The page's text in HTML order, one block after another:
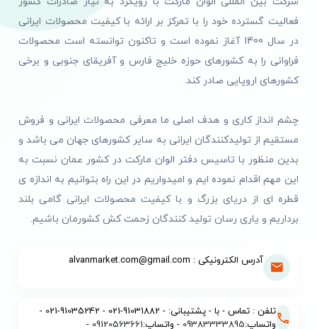
فعالیت گسترده خود را با تمرکز بر ارائه با کیفیت محصولات ایرانی
در سال 1400 آغاز نموده است و تاکنون توانسته است محصولات
فراوانی را به کشورهای حوزه خلیج فارس و آفریقای جنوبی و برخی
کشورهای اروپایی صادر کند.
چشم انداز کاری و هدف اصلی ما معرفی محصولات ایرانی و فروش
مستقیم از تولیدکنندگان ایرانی به سایر کشورهای جهان می باشد و
بدین منظور با تاسیس دفتر الوان مارکت در کشور عمان نسبت به
این مهم اقدام نموده ایم و امیدواریم در این راه بتوانیم به اندازه ی
قطره ای از دریای بزرگ و با کیفیت محصولات ایرانی گامی بلند
برداریم و یاری رسان تولید کنندگان زحمت کش کشورمان باشیم.
آدرس الکترونیکی : alvanmarket.com@gmail.com
تلفن : تماس - با - پشتیبانی: - 91031882-021 - 91035242-021 -
واتساپ:09383333895 - واتساپ:09120563661
-